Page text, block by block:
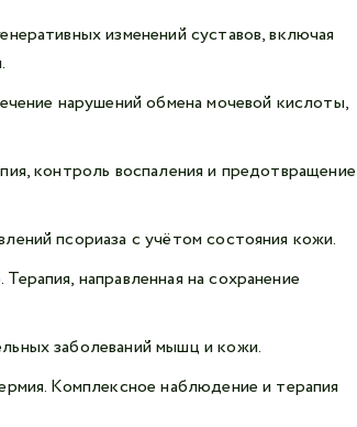
изменений суставов, включая
нарушений обмена мочевой кислоты,
контроль воспаления и предотвращение
псориаза с учётом состояния кожи.
направленная на сохранение
заболеваний мышц и кожи.
Комплексное наблюдение и терапия